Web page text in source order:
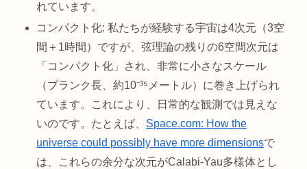
れています。
コンパクト化: 私たちが経験する宇宙は4次元（3空
間＋1時間）ですが、弦理論の残りの6空間次元は
「コンパクト化」され、非常に小さなスケール
（プランク長、約10⁻³⁵メートル）に巻き上げられ
ています。これにより、日常的な観測では見えな
いのです。たとえば、 Space.com: How the
universe could possibly have more dimensionsで
は、これらの余分な次元がCalabi-Yau多様体とし